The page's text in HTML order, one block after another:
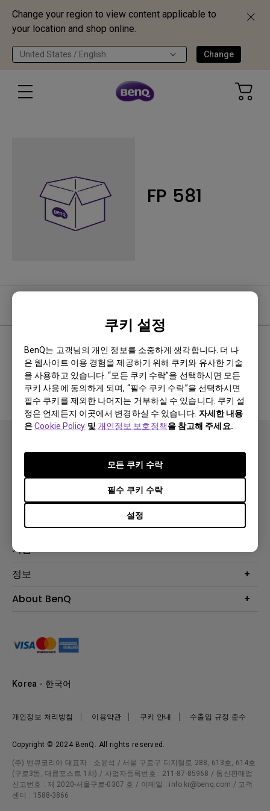
Change your region to view content applicable to
your location and shop online.
United States / English Change
쿠키 설정
BenQ는 고객님의 개인 정보를 소중하게 생각합니다. 더 나
은 웹사이트 이용 경험을 제공하기 위해 쿠키와 유사한 기술
을 사용하고 있습니다. “모든 쿠키 수락”을 선택하시면 모든
쿠키 사용에 동의하게 되며, “필수 쿠키 수락”을 선택하시면
필수 쿠키를 제외한 나머지는 거부하실 수 있습니다. 쿠키 설
정은 언제든지 이곳에서 변경하실 수 있습니다. 자세한 내용
은Cookie Policy 및 개인정보 보호정책을 참고해 주세요.
설정
필수 쿠키 수락
모든 쿠키 수락
FP 581
관련 소프트웨어 및 드라이버 없음
제품
조명
솔루션
e스포츠
비즈니스 디스플레이
지원
문의
서비스센터
정보
프로젝터 거리계산기
About BenQ
사회적 책임
뉴스
Copyright © 2024 BenQ. All rights reserved.
개인정보 처리방침 이용약관 쿠키 안내 수출입 규정 준수
Korea - 한국어
(주) 벤큐코리아 대표자 : 소윤석 / 서울 구로구 디지털로 288, 613호, 614호
(구로3동, 대륭포스트 1차) / 사업자등록번호 : 211-87-85968 / 통신판매업
신고번호 : 제 2020-서울구로-0307 호 / 이메일 : info.kr@benq.com / 고객
센터 : 1588-3866